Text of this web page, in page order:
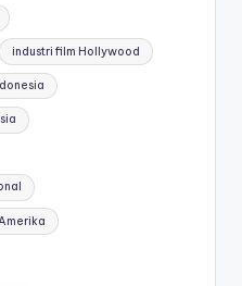
industri film Hollywood